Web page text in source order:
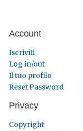
Account
Iscriviti
Log in/out
Il tuo profilo
Reset Password
Privacy
Copyright